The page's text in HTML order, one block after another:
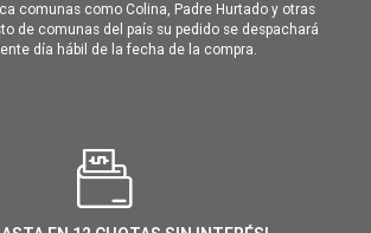
comunas como Colina, Padre Hurtado y otras
de comunas del país su pedido se despachará
día hábil de la fecha de la compra.